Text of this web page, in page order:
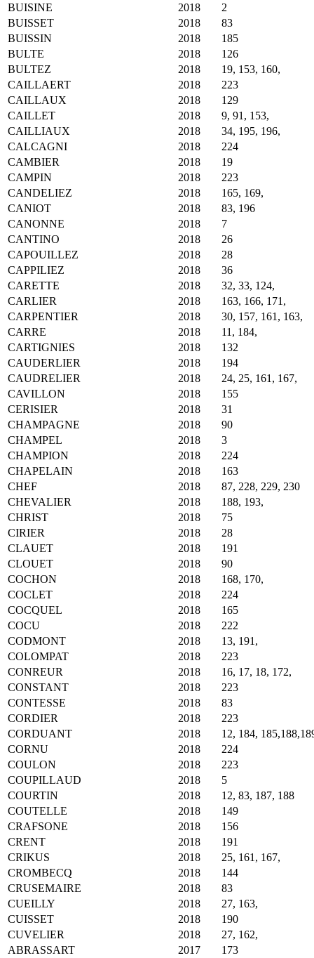
BUISINE
2018
2
BUISSET
2018
83
BUISSIN
2018
185
BULTE
2018
126
BULTEZ
2018
19, 153, 160,
CAILLAERT
2018
223
CAILLAUX
2018
129
CAILLET
2018
9, 91, 153,
CAILLIAUX
2018
34, 195, 196,
CALCAGNI
2018
224
CAMBIER
2018
19
CAMPIN
2018
223
CANDELIEZ
2018
165, 169,
CANIOT
2018
83, 196
CANONNE
2018
7
CANTINO
2018
26
CAPOUILLEZ
2018
28
CAPPILIEZ
2018
36
CARETTE
2018
32, 33, 124,
CARLIER
2018
163, 166, 171,
CARPENTIER
2018
30, 157, 161, 163,
CARRE
2018
11, 184,
CARTIGNIES
2018
132
CAUDERLIER
2018
194
CAUDRELIER
2018
24, 25, 161, 167,
CAVILLON
2018
155
CERISIER
2018
31
CHAMPAGNE
2018
90
CHAMPEL
2018
3
CHAMPION
2018
224
CHAPELAIN
2018
163
CHEF
2018
87, 228, 229, 230
CHEVALIER
2018
188, 193,
CHRIST
2018
75
CIRIER
2018
28
CLAUET
2018
191
CLOUET
2018
90
COCHON
2018
168, 170,
COCLET
2018
224
COCQUEL
2018
165
COCU
2018
222
CODMONT
2018
13, 191,
COLOMPAT
2018
223
CONREUR
2018
16, 17, 18, 172,
CONSTANT
2018
223
CONTESSE
2018
83
CORDIER
2018
223
CORDUANT
2018
12, 184,
CORNU
2018
224
COULON
2018
223
COUPILLAUD
2018
5
COURTIN
2018
12, 83, 187, 188
COUTELLE
2018
149
CRAFSONE
2018
156
CRENT
2018
191
CRIKUS
2018
25, 161, 167,
CROMBECQ
2018
144
CRUSEMAIRE
2018
83
CUEILLY
2018
27, 163,
CUISSET
2018
190
CUVELIER
2018
27, 162,
ABRASSART
2017
173